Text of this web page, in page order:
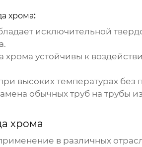
хрома:
исключительной
хрома устойчивы к
высоких температурах без
обычных труб на трубы
хрома
в различных